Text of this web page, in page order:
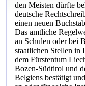
den Meisten dürfte
deutsche
einen neuen
Das amtliche
an Schulen oder bei
staatlichen Stellen in
dem Fürstentum
Bozen-Südtirol und
Belgiens bestätigt